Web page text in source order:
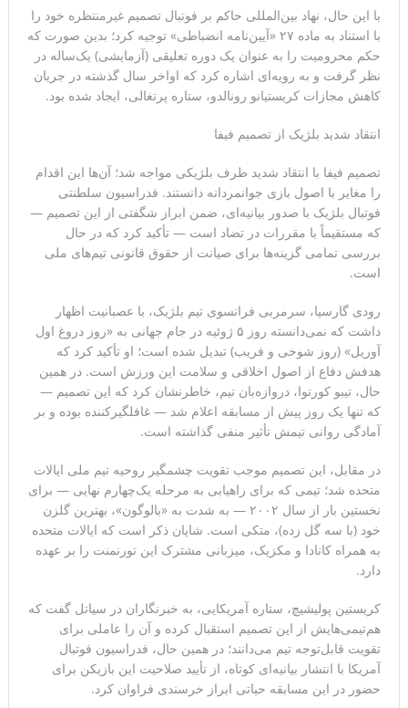
با این حال، نهاد بین‌المللی حاکم بر فوتبال تصمیم غیرمنتظره خود را
با استناد به ماده ۲۷ «آیین‌نامه انضباطی» توجیه کرد؛ بدین صورت که
حکم محرومیت را به عنوان یک دوره تعلیقی (آزمایشی) یک‌ساله در
نظر گرفت و به رویه‌ای اشاره کرد که اواخر سال گذشته در جریان
کاهش مجازات کریستیانو رونالدو، ستاره پرتغالی، ایجاد شده بود.
انتقاد شدید بلژیک از تصمیم فیفا
تصمیم فیفا با انتقاد شدید طرف بلژیکی مواجه شد؛ آن‌ها این اقدام
را مغایر با اصول بازی جوانمردانه دانستند. فدراسیون سلطنتی
فوتبال بلژیک با صدور بیانیه‌ای، ضمن ابراز شگفتی از این تصمیم —
که مستقیماً با مقررات در تضاد است — تأکید کرد که در حال
بررسی تمامی گزینه‌ها برای صیانت از حقوق قانونی تیم‌های ملی
است.
رودی گارسیا، سرمربی فرانسوی تیم بلژیک، با عصبانیت اظهار
داشت که نمی‌دانسته روز ۵ ژوئیه در جام جهانی به «روز دروغ اول
آوریل» (روز شوخی و فریب) تبدیل شده است؛ او تأکید کرد که
هدفش دفاع از اصول اخلاقی و سلامت این ورزش است. در همین
حال، تیبو کورتوا، دروازه‌بان تیم، خاطرنشان کرد که این تصمیم —
که تنها یک روز پیش از مسابقه اعلام شد — غافلگیرکننده بوده و بر
آمادگی روانی تیمش تأثیر منفی گذاشته است.
در مقابل، این تصمیم موجب تقویت چشمگیر روحیه تیم ملی ایالات
متحده شد؛ تیمی که برای راهیابی به مرحله یک‌چهارم نهایی — برای
نخستین بار از سال ۲۰۰۲ — به شدت به «بالوگون»، بهترین گلزن
خود (با سه گل زده)، متکی است. شایان ذکر است که ایالات متحده
به همراه کانادا و مکزیک، میزبانی مشترک این تورنمنت را بر عهده
دارد.
کریستین پولیشیچ، ستاره آمریکایی، به خبرنگاران در سیاتل گفت که
هم‌تیمی‌هایش از این تصمیم استقبال کرده و آن را عاملی برای
تقویت قابل‌توجه تیم می‌دانند؛ در همین حال، فدراسیون فوتبال
آمریکا با انتشار بیانیه‌ای کوتاه، از تأیید صلاحیت این بازیکن برای
حضور در این مسابقه حیاتی ابراز خرسندی فراوان کرد.